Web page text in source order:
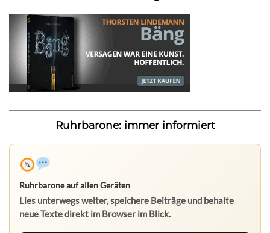
Ruhrbarone: immer informiert
Ruhrbarone auf allen Geräten
Lies unterwegs weiter, speichere Beiträge und behalte
neue Texte direkt im Browser im Blick.